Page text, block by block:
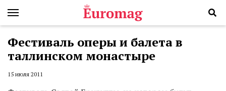
Фестиваль оперы и балета в
таллинском монастыре
15 июля 2011